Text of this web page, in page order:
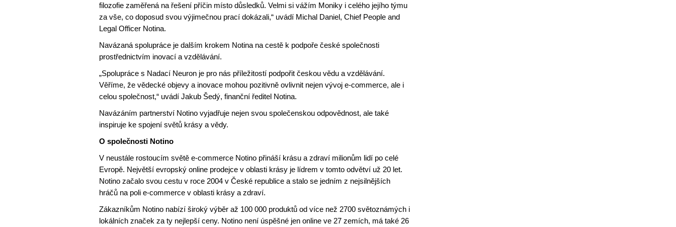
filozofie zaměřená na řešení příčin místo důsledků. Velmi si vážím Moniky i celého jejího týmu
za vše, co doposud svou výjimečnou prací dokázali,“ uvádí Michal Daniel, Chief People and
Legal Officer Notina.
Navázaná spolupráce je dalším krokem Notina na cestě k podpoře české společnosti
prostřednictvím inovací a vzdělávání.
„Spolupráce s Nadací Neuron je pro nás příležitostí podpořit českou vědu a vzdělávání.
Věříme, že vědecké objevy a inovace mohou pozitivně ovlivnit nejen vývoj e-commerce, ale i
celou společnost,“ uvádí Jakub Šedý, finanční ředitel Notina.
Navázáním partnerství Notino vyjadřuje nejen svou společenskou odpovědnost, ale také
inspiruje ke spojení světů krásy a vědy.
O společnosti Notino
V neustále rostoucím světě e-commerce Notino přináší krásu a zdraví milionům lidí po celé
Evropě. Největší evropský online prodejce v oblasti krásy je lídrem v tomto odvětví už 20 let.
Notino začalo svou cestu v roce 2004 v České republice a stalo se jedním z nejsilnějších
hráčů na poli e-commerce v oblasti krásy a zdraví.
Zákazníkům Notino nabízí široký výběr až 100 000 produktů od více než 2700 světoznámých i
lokálních značek za ty nejlepší ceny. Notino není úspěšné jen online ve 27 zemích, má také 26